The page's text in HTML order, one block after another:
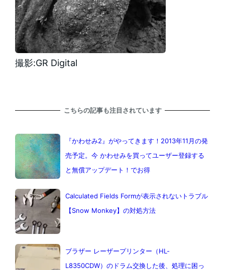
撮影:GR Digital
こちらの記事も注目されています
『かわせみ2』がやってきます！2013年11月の発
売予定。今 かわせみを買ってユーザー登録する
と無償アップデート！でお得
Calculated Fields Formが表示されないトラブル
【Snow Monkey】の対処方法
ブラザー レーザープリンター（HL-
L8350CDW）のドラム交換した後、処理に困っ